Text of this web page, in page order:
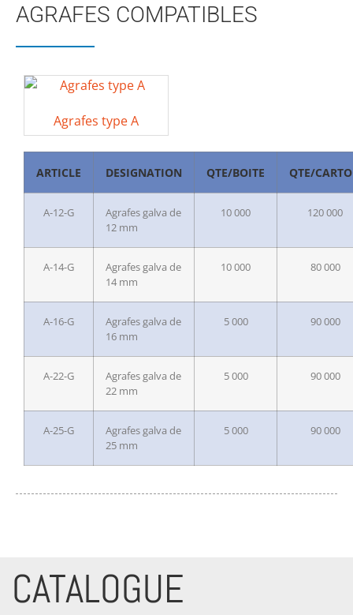
CATALOGUE
AGRAFES COMPATIBLES
Agrafes type A
ARTICLE DESIGNATION QTE/BOITE QTE/
A-12-G
Agrafes galva de
12 mm
10 000 120 000
A-14-G
Agrafes galva de
14 mm
10 000 80 000
A-16-G
Agrafes galva de
16 mm
5 000 90 000
A-22-G
Agrafes galva de
22 mm
5 000 90 000
A-25-G
Agrafes galva de
25 mm
5 000 90 000